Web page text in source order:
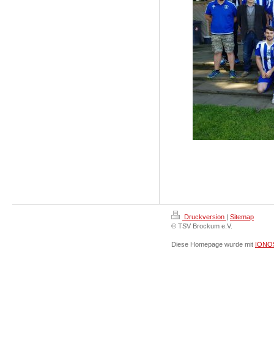
Druckversion | Sitemap
© TSV Brockum e.V.
Diese Homepage wurde mit